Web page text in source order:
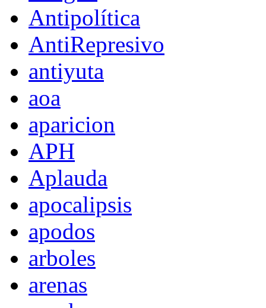
Antipolítica
AntiRepresivo
antiyuta
aoa
aparicion
APH
Aplauda
apocalipsis
apodos
arboles
arenas